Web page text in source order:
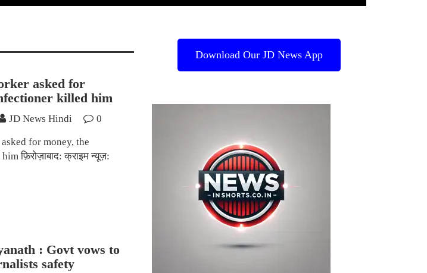
asked for
killed him
JD News Hindi 0
for money, the
फ़िरोज़ाबाद: क्राइम न्यूज़:
: Govt vows to
safety
Download Our JD News App